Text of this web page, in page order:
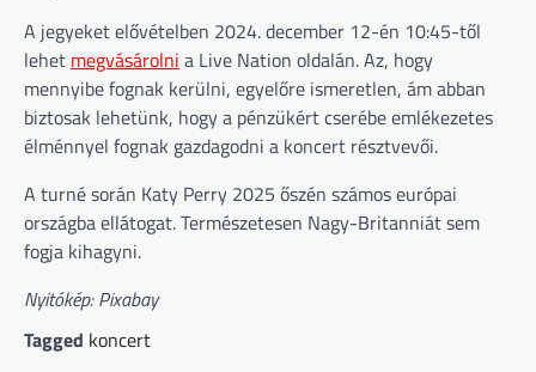
A jegyeket elővételben 2024. december 12-én 10:45-től
lehet megvásárolni a Live Nation oldalán. Az, hogy
mennyibe fognak kerülni, egyelőre ismeretlen, ám abban
biztosak lehetünk, hogy a pénzükért cserébe emlékezetes
élménnyel fognak gazdagodni a koncert résztvevői.
A turné során Katy Perry 2025 őszén számos európai
országba ellátogat. Természetesen Nagy-Britanniát sem
fogja kihagyni.
Nyitókép: Pixabay
Tagged koncert